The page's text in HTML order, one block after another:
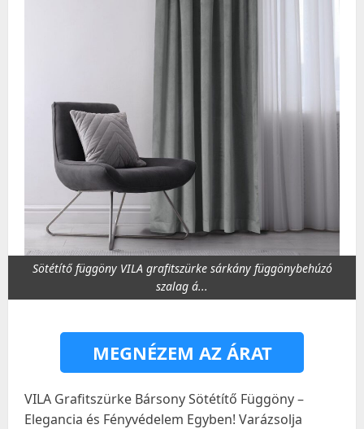
Sötétítő függöny VILA grafitszürke sárkány függönybehúzó
szalag á...
MEGNÉZEM AZ ÁRAT
VILA Grafitszürke Bársony Sötétítő Függöny –
Elegancia és Fényvédelem Egyben! Varázsolja